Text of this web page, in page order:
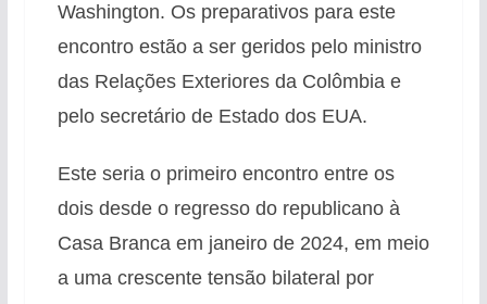
Washington. Os preparativos para este
encontro estão a ser geridos pelo ministro
das Relações Exteriores da Colômbia e
pelo secretário de Estado dos EUA.
Este seria o primeiro encontro entre os
dois desde o regresso do republicano à
Casa Branca em janeiro de 2024, em meio
a uma crescente tensão bilateral por